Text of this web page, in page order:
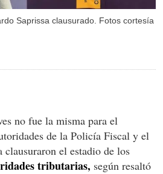
Saprissa clausurado. Fotos cortesía
no fue la misma para el
de la Policía Fiscal y el
el estadio de los
tributarias, según resaltó